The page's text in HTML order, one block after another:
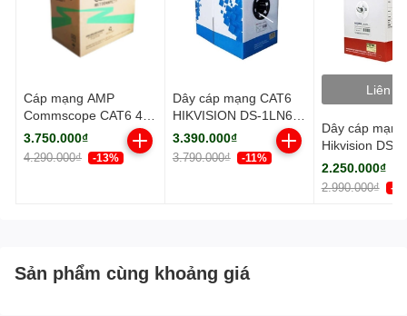
Cáp mạng AMP
Commscope CAT6 4
đôi UTP thùng 305m
màu xanh dương
(1427071-6)
3.750.000₫
4.290.000₫ -13%
Dây cáp mạng CAT6
HIKVISION DS-1LN6-
UE-W
3.390.000₫
3.790.000₫ -11%
Liên
Dây cáp
Hikvision DS-
2.250.000₫
2.990.000₫ -
Sản phẩm cùng khoảng giá